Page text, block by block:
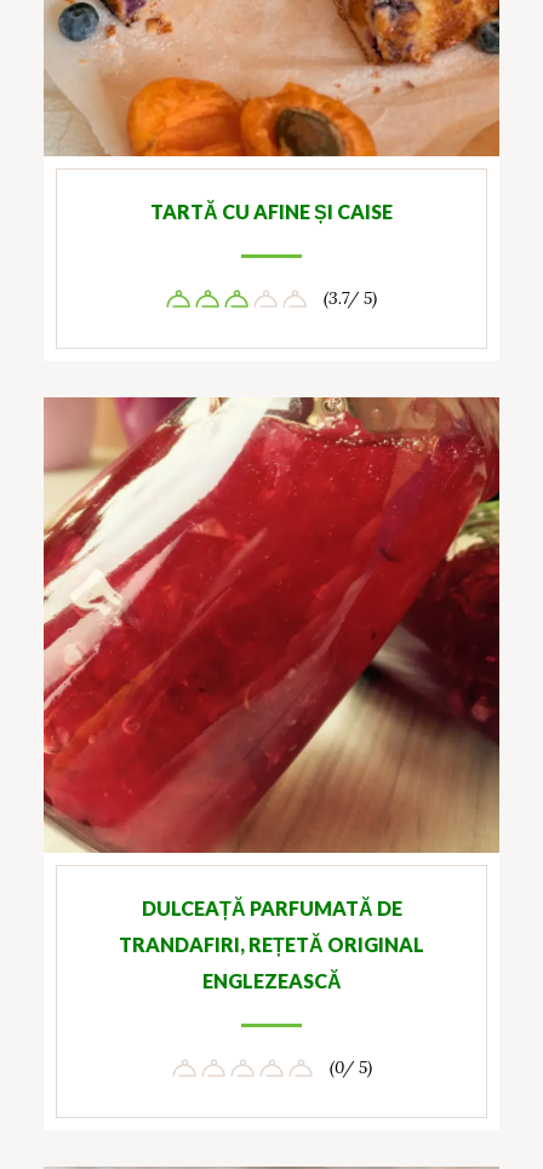
TARTĂ CU AFINE ȘI CAISE
(3.7/ 5)
DULCEAȚĂ PARFUMATĂ DE
TRANDAFIRI, REȚETĂ ORIGINAL
ENGLEZEASCĂ
(0/ 5)